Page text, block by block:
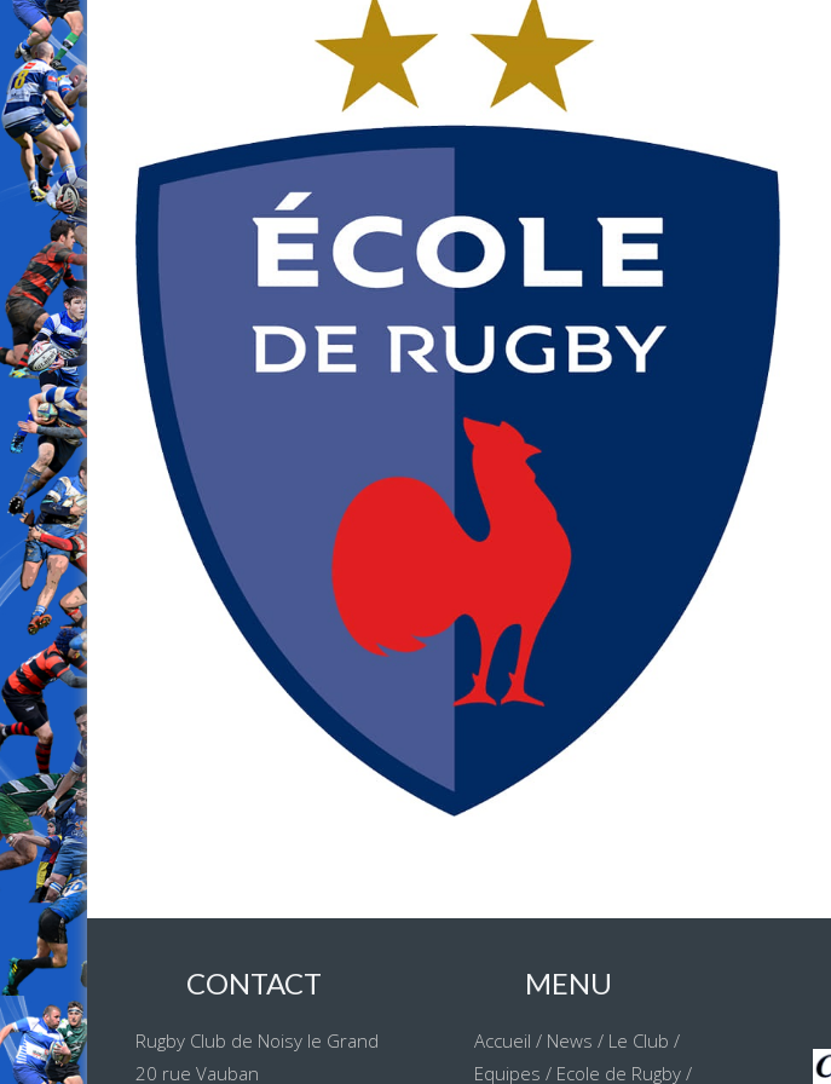
CONTACT
Rugby Club de Noisy le Grand
20 rue Vauban
MENU
Accueil / News / Le Club /
Equipes / Ecole de Rugby /